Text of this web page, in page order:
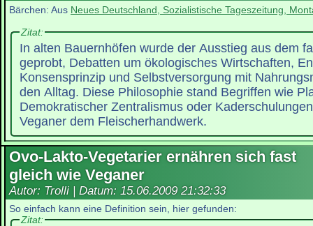
Bärchen: Aus Neues Deutschland, Sozialistische Tageszeitung,
Zitat:
In alten Bauernhöfen wurde der Ausstieg aus dem
geprobt, Debatten um ökologisches Wirtschaften,
Konsensprinzip und Selbstversorgung mit
den Alltag. Diese Philosophie stand Begriffen wie
Demokratischer Zentralismus oder
Veganer dem Fleischerhandwerk.
Ovo-Lakto-Vegetarier ernähren sich fast
gleich wie Veganer
Autor: Trolli | Datum: 15.06.2009 21:32:33
So einfach kann eine Definition sein, hier gefunden:
Zitat: